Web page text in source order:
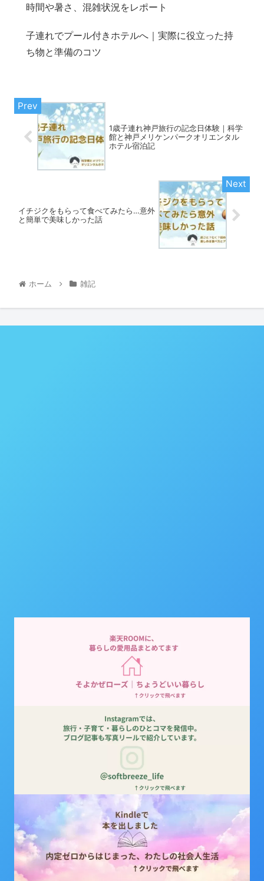
時間や暑さ、混雑状況をレポート
子連れでプール付きホテルへ｜実際に役立った持
ち物と準備のコツ
1歳子連れ神戸旅行の記念日体験｜科学
館と神戸メリケンパークオリエンタル
ホテル宿泊記
イチジクをもらって食べてみたら…意外
と簡単で美味しかった話
ホーム 雑記